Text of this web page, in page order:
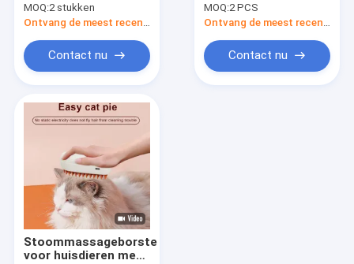
handgreep
yoga
Sporttoestellen
Andere sportproducten
de fles van het sportenwater
Etherische olieverspreider
Leisure Electronic Series
verlichtingsopties
MOQ:2 stukken
Ontvang de meest recente Prijs
Contact nu
Huishoudelijke
kleverige kattenroller
MOQ:2 PCS
Ontvang de meest recente Prijs
Contact nu
Stoommassageborstel
voor huisdieren met